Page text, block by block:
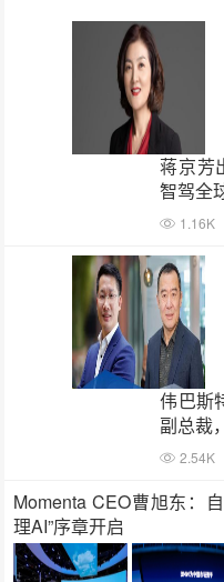
蒋京芳
智驾全
1.16K
伟巴斯
副总裁
2.54K
Momenta CEO曹旭东：
理AI”序章开启